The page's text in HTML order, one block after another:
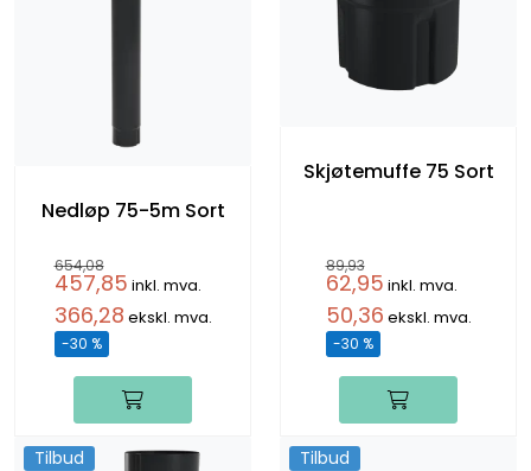
Nedløp 75-5m Sort
654,08
457,85 inkl. mva.
366,28 ekskl. mva.
-30 %
Skjøtemuffe 75 Sort
89,93
62,95 inkl. mva.
50,36 ekskl. mva.
-30 %
Tilbud Tilbud